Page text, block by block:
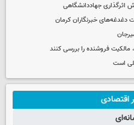
اثرگذاری جهاددانشگاهی
دغدغه‌های خبرنگاران کرمان
فروشنده را بررسی کنند
است
اقتصادی